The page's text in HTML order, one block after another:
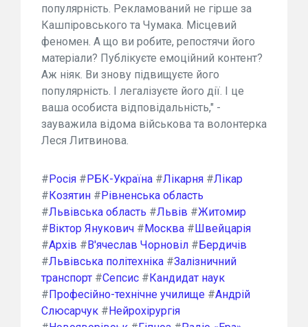
популярність. Рекламований не гірше за
Кашпіровського та Чумака. Місцевий
феномен. А що ви робите, репостячи його
матеріали? Публікуєте емоційний контент?
Аж ніяк. Ви знову підвищуєте його
популярність. І легалізуєте його дії. І це
ваша особиста відповідальність," -
зауважила відома військова та волонтерка
Леся Литвинова.
#Росія #РБК-Україна #Лікарня #Лікар
#Козятин #Рівненська область
#Львівська область #Львів #Житомир
#Віктор Янукович #Москва #Швейцарія
#Архів #В'ячеслав Чорновіл #Бердичів
#Львівська політехніка #Залізничний
транспорт #Сепсис #Кандидат наук
#Професійно-технічне училище #Андрій
Слюсарчук #Нейрохірургія